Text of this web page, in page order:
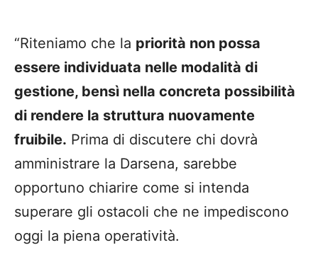
“Riteniamo che la priorità non possa
essere individuata nelle modalità di
gestione, bensì nella concreta possibilità
di rendere la struttura nuovamente
fruibile. Prima di discutere chi dovrà
amministrare la Darsena, sarebbe
opportuno chiarire come si intenda
superare gli ostacoli che ne impediscono
oggi la piena operatività.